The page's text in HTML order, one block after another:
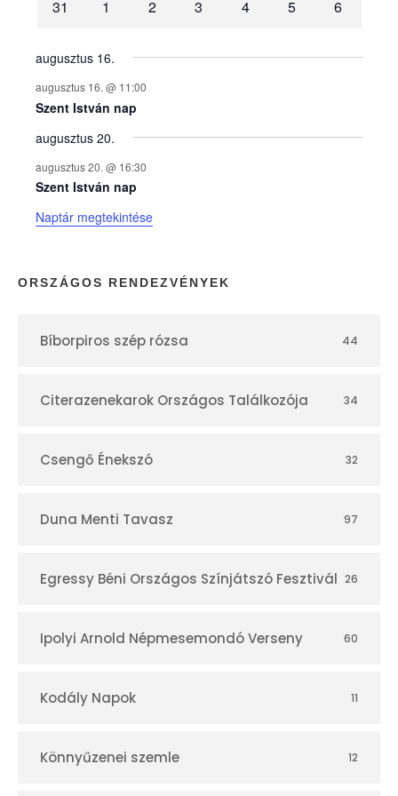
n
y
e
k
n
a
p
r
31
1 2 3 4 5 6
augusztus 16.
augusztus 16. @ 11:00
Szent István nap
augusztus 20.
augusztus 20. @ 16:30
Szent István nap
Naptár megtekintése
ORSZÁGOS RENDEZVÉNYEK
Bíborpiros szép rózsa 44
Citerazenekarok Országos Találkozója 34
Csengő Énekszó 32
Duna Menti Tavasz 97
Egressy Béni Országos Színjátszó Fesztivál 26
Ipolyi Arnold Népmesemondó Verseny 60
Kodály Napok 11
Könnyűzenei szemle 12